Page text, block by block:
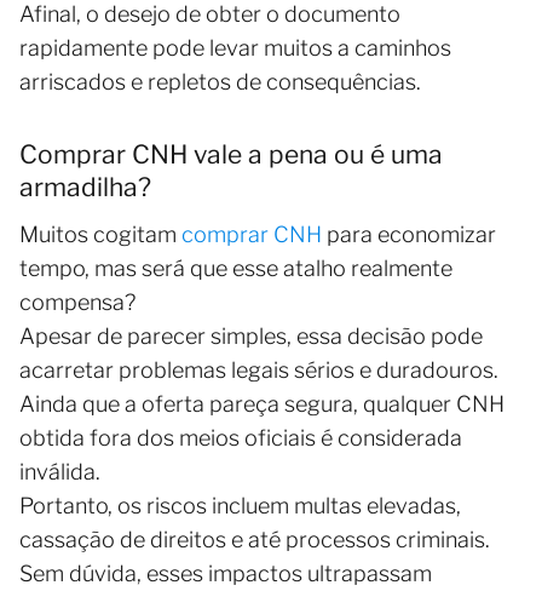
Afinal, o desejo de obter o documento
rapidamente pode levar muitos a caminhos
arriscados e repletos de consequências.
Comprar CNH vale a pena ou é uma
armadilha?
Muitos cogitam comprar CNH para economizar
tempo, mas será que esse atalho realmente
compensa?
Apesar de parecer simples, essa decisão pode
acarretar problemas legais sérios e duradouros.
Ainda que a oferta pareça segura, qualquer CNH
obtida fora dos meios oficiais é considerada
inválida.
Portanto, os riscos incluem multas elevadas,
cassação de direitos e até processos criminais.
Sem dúvida, esses impactos ultrapassam